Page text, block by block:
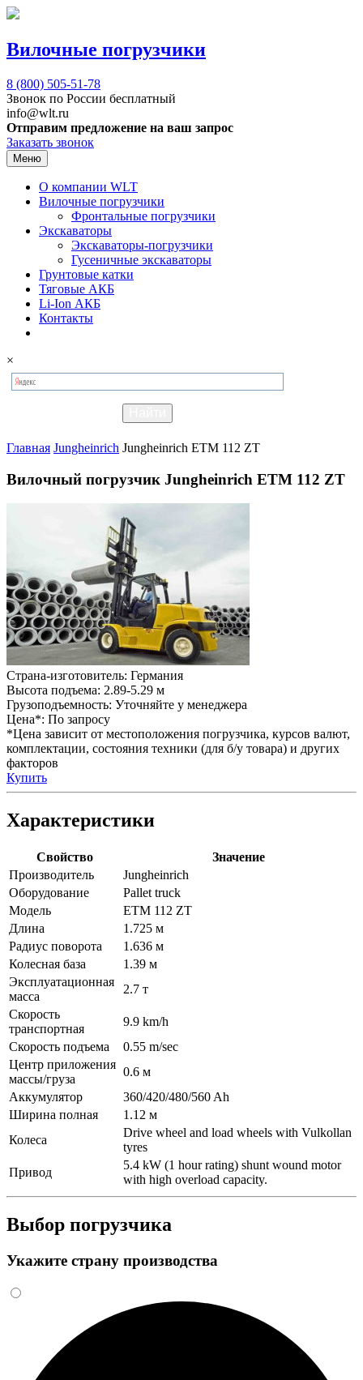
Вилочные погрузчики
8 (800) 505-51-78
Звонок по России бесплатный
info@wlt.ru
Отправим предложение на ваш запрос
Заказать звонок
Меню
О компании WLT
Вилочные погрузчики
Фронтальные погрузчики
Экскаваторы
Экскаваторы-погрузчики
Гусеничные экскаваторы
Грунтовые катки
Тяговые АКБ
Li-Ion АКБ
Контакты
×
Главная Jungheinrich Jungheinrich ETM 112 ZT
Вилочный погрузчик Jungheinrich ETM 112 ZT
Страна-изготовитель: Германия
Высота подъема: 2.89-5.29 м
Грузоподъемность: Уточняйте у менеджера
Цена*: По запросу
*Цена зависит от местоположения погрузчика, курсов валют,
комплектации, состояния техники (для б/у товара) и других
факторов
Купить
Характеристики
Свойство
Значение
Производитель
Jungheinrich
Оборудование
Pallet truck
Модель
ETM 112 ZT
Длина
1.725 м
Радиус поворота
1.636 м
Колесная база
1.39 м
Эксплуатационная
масса
2.7 т
Скорость
транспортная
9.9 km/h
Скорость подъема
0.55 m/sec
Центр приложения
массы/груза
0.6 м
Аккумулятор
360/420/480/560 Ah
Ширина полная
1.12 м
Колеса
Drive wheel and load wheels with Vulkollan
tyres
Привод
5.4 kW (1 hour rating) shunt wound motor
with high overload capacity.
Выбор погрузчика
Укажите страну производства